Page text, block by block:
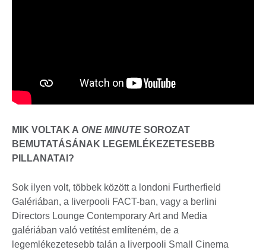
MIK VOLTAK A ONE MINUTE SOROZAT
BEMUTATÁSÁNAK LEGEMLÉKEZETESEBB
PILLANATAI?
Sok ilyen volt, többek között a londoni Furtherfield
Galériában, a liverpooli FACT-ban, vagy a berlini
Directors Lounge Contemporary Art and Media
galériában való vetítést említeném, de a
legemlékezetesebb talán a liverpooli Small Cinema